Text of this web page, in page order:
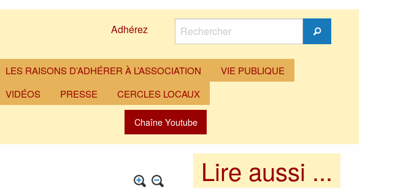
Adhérez
Rechercher
Rechercher
LES RAISONS D’ADHÉRER À L’ASSOCIATION
VIE PUBLIQUE
VIDÉOS
PRESSE CERCLES LOCAUX
Chaîne Youtube
Lire aussi ...